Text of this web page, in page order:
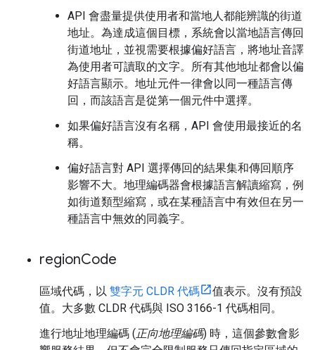
API 會盡量提供使用者和當地人都能辨識的街道
地址。為達成這個目標，系統會以當地語言傳回
街道地址，並視需要根據偏好語言，將地址音譯
為使用者可讀取的文字。所有其他地址都會以偏
好語言顯示。地址元件一律會以同一種語言傳
回，而該語言是從第一個元件中選擇。
如果偏好語言沒有名稱，API 會使用最接近的名
稱。
偏好語言對 API 選擇傳回的結果集和傳回順序
影響不大。地理編碼器會根據語言解讀縮寫，例
如街道類型縮寫，或在某種語言中有效但在另一
種語言中無效的同義字。
regionCode
區域代碼，以 雙字元 CLDR 代碼
值表示。沒有預設
值。大多數 CLDR 代碼與 ISO 3166-1 代碼相同。
進行地址地理編碼 (正向地理編碼) 時，這個參數會影